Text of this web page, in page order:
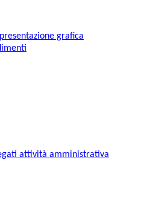
grafica
attività amministrativa